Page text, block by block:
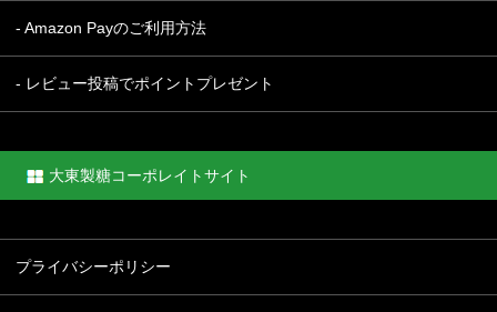
- Amazon Payのご利用方法
- レビュー投稿でポイントプレゼント
大東製糖コーポレイトサイト
プライバシーポリシー